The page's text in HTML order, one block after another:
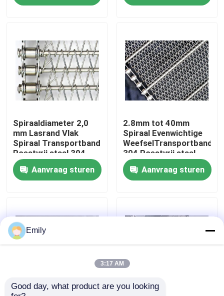
Huis
Over ons
Fabriekstocht
Kwaliteitscontrole
Neem contact met ons op
Gevallen
Het uitgebreide Netwerk van de Metaaldraad
Het geperforeerde Netwerk van de Metaaldraad
Spiraaldiameter 2,0
mm Lasrand Vlak
Spiraal Transportband
Roestvrij staal 304
Aanvraag sturen
2.8mm tot 40mm
Spiraal Evenwichtige
WeefselTransportband
304 Roestvrij staal
Aanvraag sturen
Emily
3:17 AM
Good day, what product are you looking